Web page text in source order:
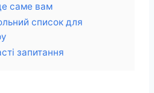
саме вам
список для
запитання